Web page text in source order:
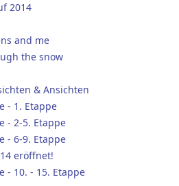
2014
and me
the snow
& Ansichten
- 1. Etappe
- 2-5. Etappe
- 6-9. Etappe
eröffnet!
- 10. - 15. Etappe